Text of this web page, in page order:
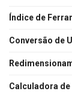
Índice de
Conversão de
Calculadora de